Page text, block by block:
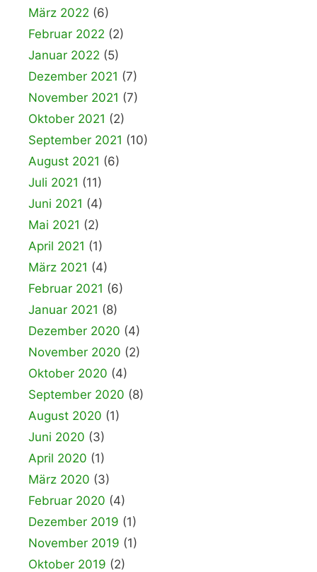
März 2022 (6)
Februar 2022 (2)
Januar 2022 (5)
Dezember 2021 (7)
November 2021 (7)
Oktober 2021 (2)
September 2021 (10)
August 2021 (6)
Juli 2021 (11)
Juni 2021 (4)
Mai 2021 (2)
April 2021 (1)
März 2021 (4)
Februar 2021 (6)
Januar 2021 (8)
Dezember 2020 (4)
November 2020 (2)
Oktober 2020 (4)
September 2020 (8)
August 2020 (1)
Juni 2020 (3)
April 2020 (1)
März 2020 (3)
Februar 2020 (4)
Dezember 2019 (1)
November 2019 (1)
Oktober 2019 (2)